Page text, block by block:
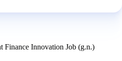
Finance Innovation Job (g.n.)